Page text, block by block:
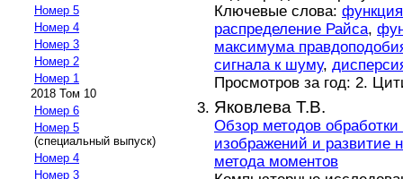
Номер 5
Номер 4
Номер 3
Номер 2
Номер 1
2018 Том 10
Номер 6
Номер 5
(специальный выпуск)
Номер 4
Номер 3
Ключевые слова:
распределение Райса,
максимума
сигнала к шуму,
Просмотров за год: 2.
Яковлева Т.В.
Обзор методов обработки
изображений и развитие
метода моментов